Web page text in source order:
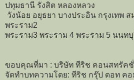
ปทุมธานี รังสิต หลองหลวง
วังน้อย อยุธยา บางประอิน กรุงเทพ
พระราม2
พระราม3 พระราม 4 พระราม 5 นนท
ขอบคุณที่มา : บริษัท ทีริช คอนสทรัค
จัดทำบทความโดย: ทีริช กรุ๊ป ดอท คอ